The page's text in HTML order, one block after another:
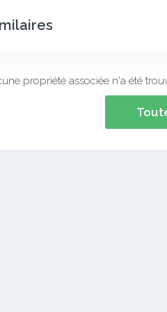
propriété associée n'a été